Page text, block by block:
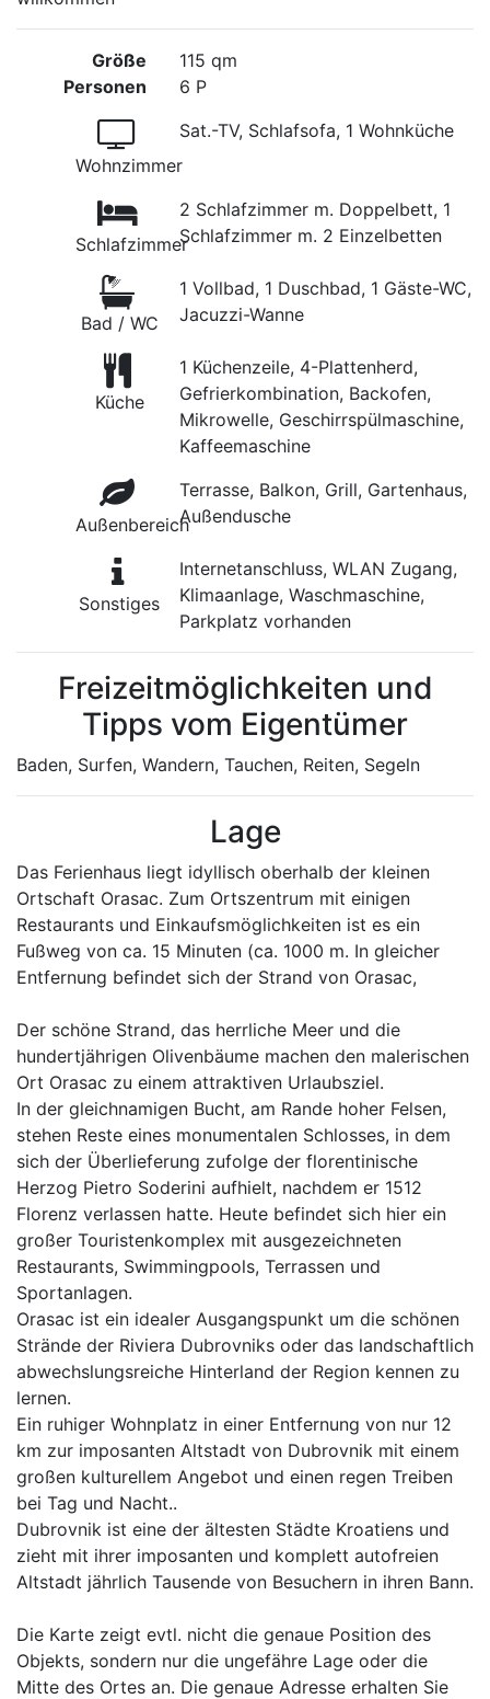
Größe
Personen
115 qm
6 P
Wohnzimmer
Sat.-TV, Schlafsofa, 1 Wohnküche
Schlafzimmer
2 Schlafzimmer m. Doppelbett, 1
Schlafzimmer m. 2 Einzelbetten
Bad / WC
1 Vollbad, 1 Duschbad, 1 Gäste-WC,
Jacuzzi-Wanne
Küche
1 Küchenzeile, 4-Plattenherd,
Gefrierkombination, Backofen,
Mikrowelle, Geschirrspülmaschine,
Kaffeemaschine
Außenbereich
Terrasse, Balkon, Grill, Gartenhaus,
Außendusche
Sonstiges
Internetanschluss, WLAN Zugang,
Klimaanlage, Waschmaschine,
Parkplatz vorhanden
Freizeitmöglichkeiten und
Tipps vom Eigentümer
Baden, Surfen, Wandern, Tauchen, Reiten, Segeln
Lage
Das Ferienhaus liegt idyllisch oberhalb der kleinen
Ortschaft Orasac. Zum Ortszentrum mit einigen
Restaurants und Einkaufsmöglichkeiten ist es ein
Fußweg von ca. 15 Minuten (ca. 1000 m. In gleicher
Entfernung befindet sich der Strand von Orasac,
Der schöne Strand, das herrliche Meer und die
hundertjährigen Olivenbäume machen den malerischen
Ort Orasac zu einem attraktiven Urlaubsziel.
In der gleichnamigen Bucht, am Rande hoher Felsen,
stehen Reste eines monumentalen Schlosses, in dem
sich der Überlieferung zufolge der florentinische
Herzog Pietro Soderini aufhielt, nachdem er 1512
Florenz verlassen hatte. Heute befindet sich hier ein
großer Touristenkomplex mit ausgezeichneten
Restaurants, Swimmingpools, Terrassen und
Sportanlagen.
Orasac ist ein idealer Ausgangspunkt um die schönen
Strände der Riviera Dubrovniks oder das landschaftlich
abwechslungsreiche Hinterland der Region kennen zu
lernen.
Ein ruhiger Wohnplatz in einer Entfernung von nur 12
km zur imposanten Altstadt von Dubrovnik mit einem
großen kulturellem Angebot und einen regen Treiben
bei Tag und Nacht..
Dubrovnik ist eine der ältesten Städte Kroatiens und
zieht mit ihrer imposanten und komplett autofreien
Altstadt jährlich Tausende von Besuchern in ihren Bann.
Die Karte zeigt evtl. nicht die genaue Position des
Objekts, sondern nur die ungefähre Lage oder die
Mitte des Ortes an. Die genaue Adresse erhalten Sie